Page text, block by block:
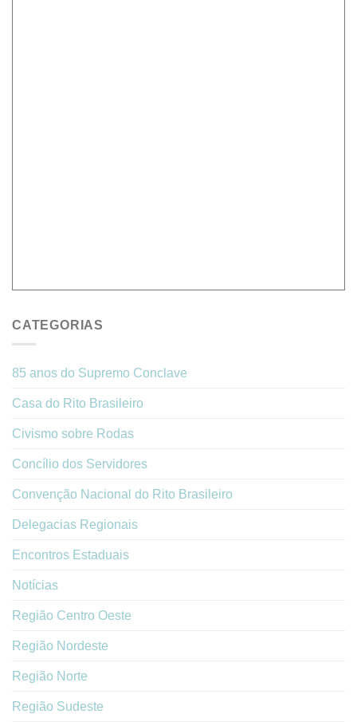
CATEGORIAS
85 anos do Supremo Conclave
Casa do Rito Brasileiro
Civismo sobre Rodas
Concílio dos Servidores
Convenção Nacional do Rito Brasileiro
Delegacias Regionais
Encontros Estaduais
Notícias
Região Centro Oeste
Região Nordeste
Região Norte
Região Sudeste